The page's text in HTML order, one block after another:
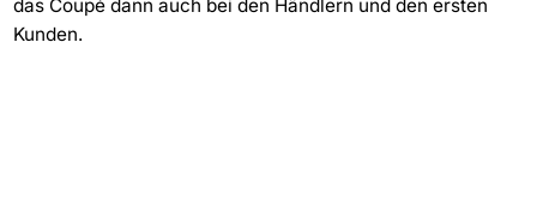
das Coupé dann auch bei den Händlern und den ersten
Kunden.